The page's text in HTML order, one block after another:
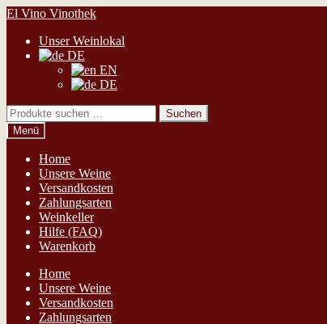
Zur
springen
Zum
springen
El Vino Vinothek
Unser Weinlokal
DE
EN
DE
Suchen
nach:
Suchen
Menü
Home
Unsere Weine
Versandkosten
Zahlungsarten
Weinkeller
Hilfe (FAQ)
Warenkorb
Home
Unsere Weine
Versandkosten
Zahlungsarten